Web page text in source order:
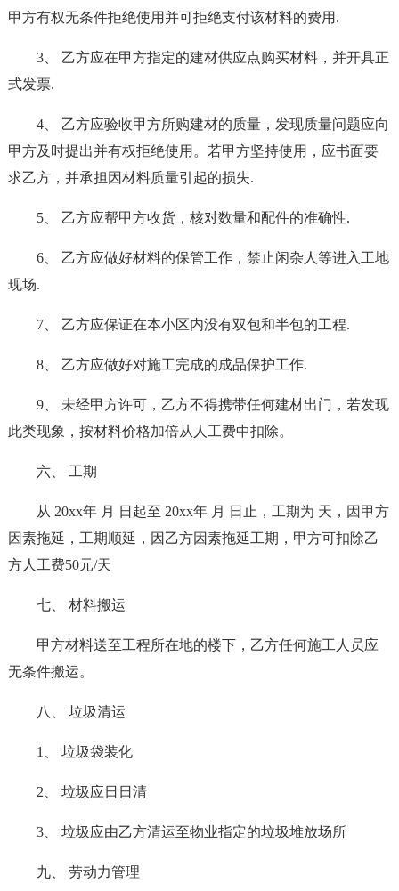
甲方有权无条件拒绝使用并可拒绝支付该材料的费用.
3、 乙方应在甲方指定的建材供应点购买材料，并开具正
式发票.
4、 乙方应验收甲方所购建材的质量，发现质量问题应向
甲方及时提出并有权拒绝使用。若甲方坚持使用，应书面要
求乙方，并承担因材料质量引起的损失.
5、 乙方应帮甲方收货，核对数量和配件的准确性.
6、 乙方应做好材料的保管工作，禁止闲杂人等进入工地
现场.
7、 乙方应保证在本小区内没有双包和半包的工程.
8、 乙方应做好对施工完成的成品保护工作.
9、 未经甲方许可，乙方不得携带任何建材出门，若发现
此类现象，按材料价格加倍从人工费中扣除。
六、 工期
从 20xx年 月 日起至 20xx年 月 日止，工期为 天，因甲方
因素拖延，工期顺延，因乙方因素拖延工期，甲方可扣除乙
方人工费50元/天
七、 材料搬运
甲方材料送至工程所在地的楼下，乙方任何施工人员应
无条件搬运。
八、 垃圾清运
1、 垃圾袋装化
2、 垃圾应日日清
3、 垃圾应由乙方清运至物业指定的垃圾堆放场所
九、 劳动力管理